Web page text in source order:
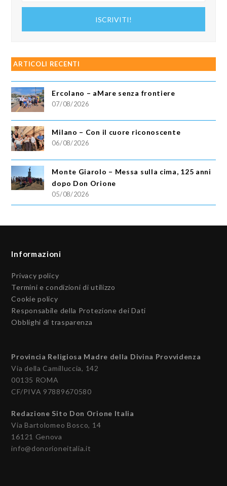
ISCRIVITI!
ARTICOLI RECENTI
Ercolano – aMare senza frontiere
07/08/2026
Milano – Con il cuore riconoscente
06/08/2026
Monte Giarolo – Messa sulla cima, 125 anni
dopo Don Orione
05/08/2026
Informazioni
Privacy policy
Termini e condizioni di utilizzo
Cookie policy
Responsabile della Protezione dei Dati
Obblighi di trasparenza
Provincia Religiosa Madre della Divina Provvidenza
Via della Camilluccia, 142
00135 ROMA
CF/PIVA 97889670580
Redazione Sito Don Orione Italia
Via Bartolomeo Bosco, 14
16121 Genova
info@donorioneitalia.it